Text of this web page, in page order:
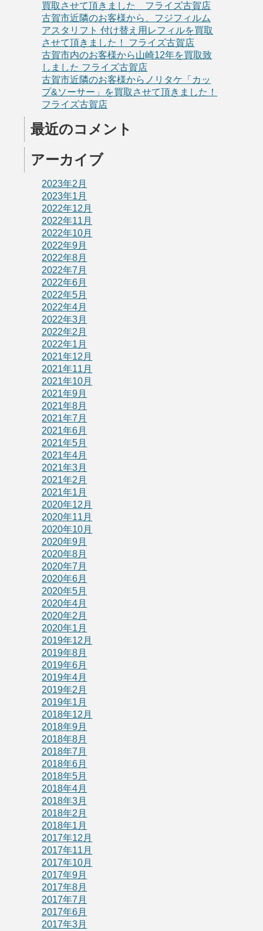
買取させて頂きました フライズ古賀店
古賀市近隣のお客様から、フジフィルム
アスタリフト 付け替え用レフィルを買取
させて頂きました！ フライズ古賀店
古賀市内のお客様から山崎12年を買取致
しました フライズ古賀店
古賀市近隣のお客様からノリタケ「カッ
プ&ソーサー」を買取させて頂きました！
フライズ古賀店
最近のコメント
アーカイブ
2023年2月
2023年1月
2022年12月
2022年11月
2022年10月
2022年9月
2022年8月
2022年7月
2022年6月
2022年5月
2022年4月
2022年3月
2022年2月
2022年1月
2021年12月
2021年11月
2021年10月
2021年9月
2021年8月
2021年7月
2021年6月
2021年5月
2021年4月
2021年3月
2021年2月
2021年1月
2020年12月
2020年11月
2020年10月
2020年9月
2020年8月
2020年7月
2020年6月
2020年5月
2020年4月
2020年2月
2020年1月
2019年12月
2019年8月
2019年6月
2019年4月
2019年2月
2019年1月
2018年12月
2018年9月
2018年8月
2018年7月
2018年6月
2018年5月
2018年4月
2018年3月
2018年2月
2018年1月
2017年12月
2017年11月
2017年10月
2017年9月
2017年8月
2017年7月
2017年6月
2017年3月